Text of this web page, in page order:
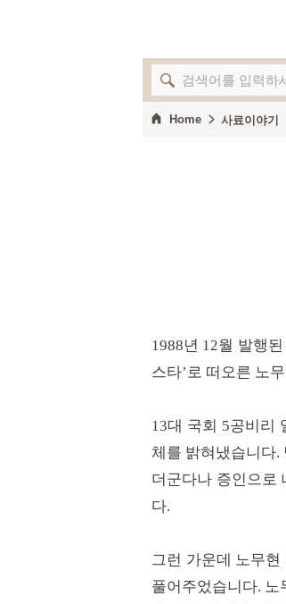
Home 사료이야기
1988년 12월 발행
스타’로 떠오른 노
13대 국회 5공비리
체를 밝혀냈습니다.
더군다나 증인으로
다.
그런 가운데 노무
풀어주었습니다.